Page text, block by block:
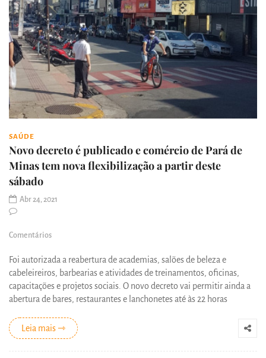
SAÚDE
Novo decreto é publicado e comércio de Pará de
Minas tem nova flexibilização a partir deste
sábado
Abr 24, 2021
Comentários
Foi autorizada a reabertura de academias, salões de beleza e
cabeleireiros, barbearias e atividades de treinamentos, oficinas,
capacitações e projetos sociais. O novo decreto vai permitir ainda a
abertura de bares, restaurantes e lanchonetes até às 22 horas
Leia mais ⇾